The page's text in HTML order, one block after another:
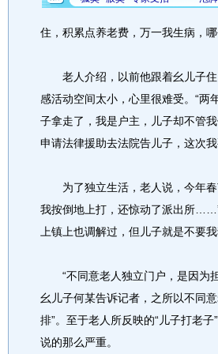
住，积累点养老费，万一我生病，
老人介绍，以前他跟着幺儿子住
感活动空间太小，心里很难受。“两
子拿走了，我是户主，儿子却不管
申请法律援助去法院告儿子，这次
为了独立生活，老人说，今年春
我按倒地上打，还惊动了派出所
上镇上也调解过，但儿子就是不要
“不同意老人独立门户，是因为
幺儿子何某告诉记者，之所以不同
排”。至于老人所反映的“儿子打老
说的那么严重。